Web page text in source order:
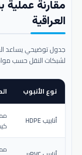
مقارنة عملية
العراقية
جدول توضيحي يساعد
لشبكات النقل حسب
نوع الأنبوب
أنابيب HDPE